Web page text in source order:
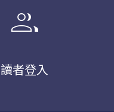
group
讀者登入